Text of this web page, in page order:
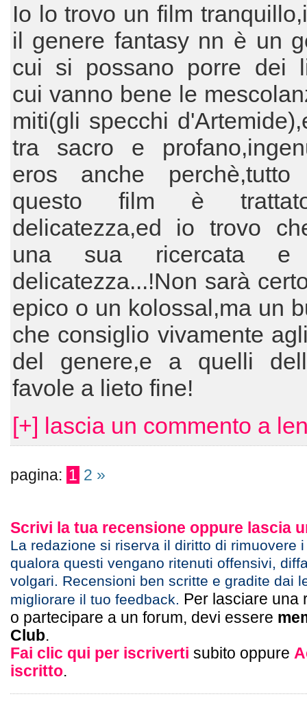
Io lo trovo un film
il genere fantasy nn è un
cui si possano porre dei
cui vanno bene le
miti(gli specchi
tra sacro e
eros anche
questo film è
delicatezza,ed io trovo
una sua ricercata e
delicatezza...!Non sarà
epico o un kolossal,ma un
che consiglio vivamente
del genere,e a quelli
favole a lieto fine!
[+] lascia un commento a
pagina: 1 2 »
Scrivi la tua recensione oppure lascia
La redazione si riserva il diritto di rimuovere
qualora questi vengano ritenuti offensivi,
volgari. Recensioni ben scritte e gradite dai
migliorare il tuo feedback. Per lasciare una
o partecipare a un forum, devi essere
Club.
Fai clic qui per iscriverti subito oppure
iscritto.